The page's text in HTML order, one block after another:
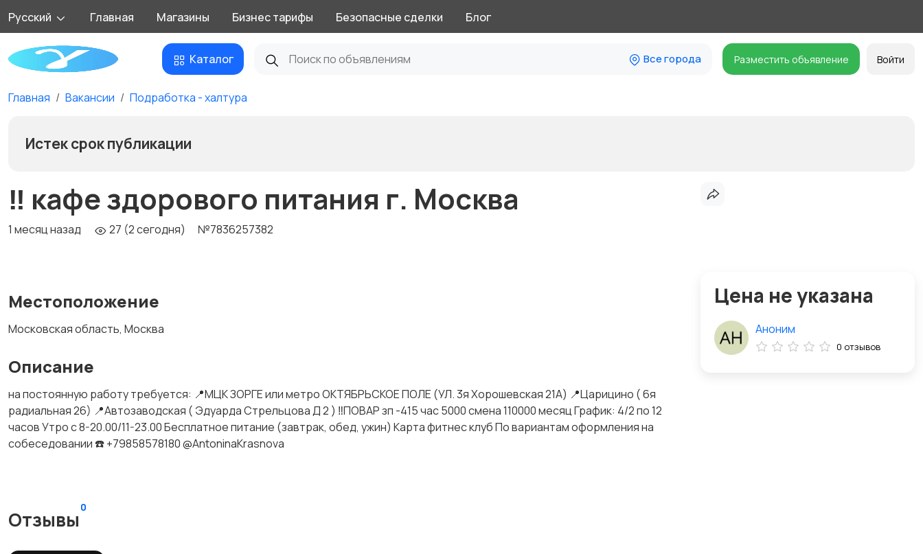
Русский Главная Магазины Бизнес тарифы Безопасные сделки Блог
Каталог Все города Разместить объявление Войти
Главная Вакансии Подработка - халтура
Истек срок публикации
‼️ кафе здорового питания г. Москва
1 месяц назад 27 (2 сегодня) №7836257382
Местоположение
Московская область, Москва
Описание
на постоянную работу требуется: 📍МЦК ЗОРГЕ или метро ОКТЯБРЬСКОЕ ПОЛЕ (УЛ. 3я Хорошевская 21А) 📍Царицино ( 6я
радиальная 26) 📍Автозаводская ( Эдуарда Стрельцова Д 2 ) ‼️ПОВАР зп -415 час 5000 смена 110000 месяц График: 4/2 по 12
часов Утро с 8-20.00/11-23.00 Бесплатное питание (завтрак, обед, ужин) Карта фитнес клуб По вариантам оформления на
собеседовании ☎️ +79858578180 @AntoninaKrasnova
Отзывы
0
Цена не указана
Аноним
0 отзывов